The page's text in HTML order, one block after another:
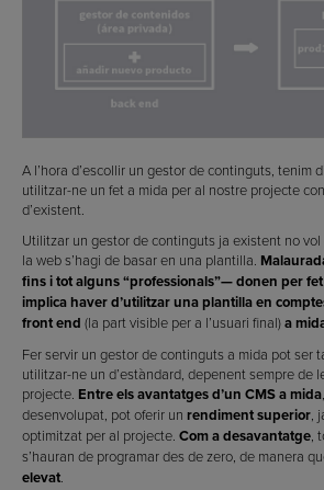
A l’hora d’escollir un gestor de continguts, tenim
utilitzar-ne un fet a mida per al nostre projecte
d’existent.
Utilitzar un gestor de continguts ja existent no
la web s’hagi de basar en una plantilla.
fins i tot alguns “professionals”— donen per
implica haver d’utilitzar una plantilla en
front end (la part visible per a l’usuari final)a
Fer servir un gestor de continguts a mida pot ser
utilitzar-ne un d’estàndard, depenent sempre de
projecte. Entre els avantatges d’un CMS a mida
desenvolupat, pot oferir un rendiment superior,
optimitzat per al projecte. Com a desavantatge,
s’hauran de programar des de zero, de manera
elevat.